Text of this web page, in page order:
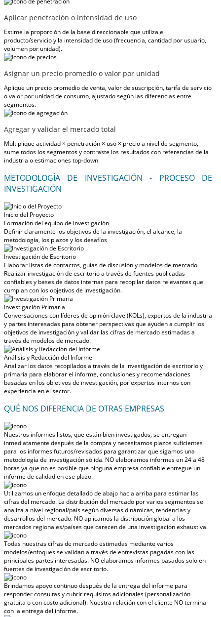
Aplicar penetración o intensidad de uso
Estime la proporción de la base direccionable que utiliza el
producto/servicio y la intensidad de uso (frecuencia, cantidad por usuario,
volumen por unidad).
Asignar un precio promedio o valor por unidad
Aplique un precio promedio de venta, valor de suscripción, tarifa de servicio
o valor por unidad de consumo, ajustado según las diferencias entre
segmentos.
Agregar y validar el mercado total
Multiplique actividad × penetración × uso × precio a nivel de segmento,
sume todos los segmentos y contraste los resultados con referencias de la
industria o estimaciones top-down.
METODOLOGÍA DE INVESTIGACIÓN - PROCESO DE
INVESTIGACIÓN
Inicio del Proyecto
Formación del equipo de investigación
Definir claramente los objetivos de la investigación, el alcance, la
metodología, los plazos y los desafíos
Investigación de Escritorio
Elaborar listas de contactos, guías de discusión y modelos de mercado.
Realizar investigación de escritorio a través de fuentes publicadas
confiables y bases de datos internas para recopilar datos relevantes que
cumplan con los objetivos de investigación.
Investigación Primaria
Conversaciones con líderes de opinión clave (KOLs), expertos de la industria
y partes interesadas para obtener perspectivas que ayuden a cumplir los
objetivos de investigación y validar las cifras de mercado estimadas a
través de modelos de mercado.
Análisis y Redacción del Informe
Analizar los datos recopilados a través de la investigación de escritorio y
primaria para elaborar el informe, conclusiones y recomendaciones
basadas en los objetivos de investigación, por expertos internos con
experiencia en el sector.
QUÉ NOS DIFERENCIA DE OTRAS EMPRESAS
Nuestros informes listos, que están bien investigados, se entregan
inmediatamente después de la compra y necesitamos plazos suficientes
para los informes futuros/revisados para garantizar que sigamos una
metodología de investigación sólida. NO elaboramos informes en 24 a 48
horasya que no es posible que ninguna empresa confiable entregue un
informe de calidad en ese plazo.
Utilizamos un enfoque detallado de abajo hacia arriba para estimar las
cifras del mercado. La distribución del mercado por varios segmentos se
analiza a nivel regional/país según diversas dinámicas, tendencias y
desarrollos del mercado. NO aplicamos la distribución global a los
mercados regionales/paísesque carecen de una investigación exhaustiva.
Todas nuestras cifras de mercado estimadas mediante varios
modelos/enfoques se validan a través de entrevistas pagadas con las
principales partes interesadas. NO elaboramos informes basados solo en
fuentes de investigación de escritorio.
Brindamos apoyo continuo después de la entrega del informe para
responder consultas y cubrir requisitos adicionales (personalización
gratuita o con costo adicional). Nuestra relación con el cliente NO termina
con la entrega del informe.